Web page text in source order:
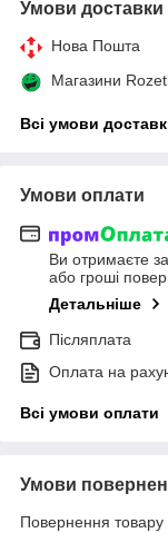
Умови доставки
Нова Пошта
Магазини
Всі умови
Умови оплати
Ви отримаєте
або гроші
Детальніше
Післяплата
Оплата на
Всі умови оплати
Умови
Повернення товару